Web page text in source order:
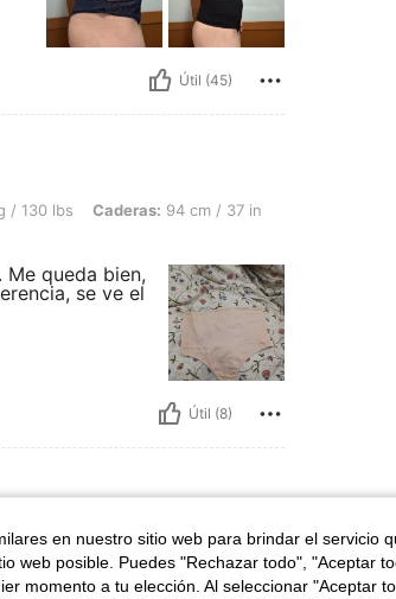
Útil (45)
94 cm / 37 in, Cintura: 70 cm / 28 in, Busto: 80 cm / 31
/ 130 lbs Caderas: 94 cm / 37 in
queda bien,
se ve el
Útil (8)
100 cm / 39 in, Cintura: 63 cm / 25 in, Busto: 90 cm /
/ 121 lbs Caderas:100 cm / 39 in
en nuestro sitio web para brindar el servicio
web posible. Puedes "Rechazar todo", "Aceptar
momento a tu elección. Al seleccionar "Aceptar